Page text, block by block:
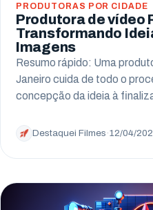
PRODUTORAS POR CIDADE
Produtora de vídeo
Transformando
Imagens
Resumo rápido: Uma
Janeiro cuida de todo o
concepção da ideia à
Destaquei Filmes ·12/04/